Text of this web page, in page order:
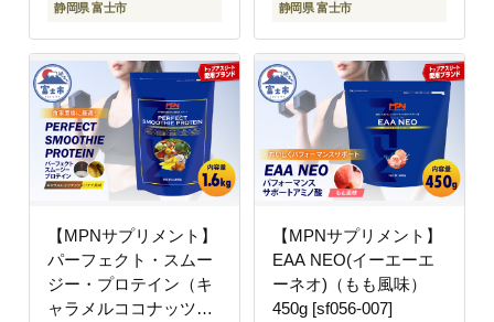
静岡県 富士市 静岡県 富士市
【MPNサプリメント】
パーフェクト・スムー
ジー・プロテイン（キ
ャラメルココナッツ＆
【MPNサプリメント】
EAA NEO(イーエーエ
ーネオ)（もも風味）
450g [sf056-007]